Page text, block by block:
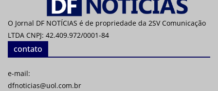
O Jornal DF NOTÍCIAS é de propriedade da 2SV Comunicação
LTDA CNPJ: 42.409.972/0001-84
contato
e-mail:
dfnoticias@uol.com.br